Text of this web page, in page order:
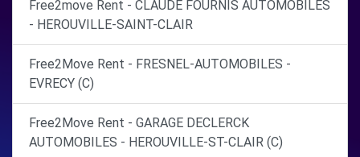
Free2move Rent - CLAUDE FOURNIS AUTOMOBILES
- HEROUVILLE-SAINT-CLAIR
Free2Move Rent - FRESNEL-AUTOMOBILES -
EVRECY (C)
Free2Move Rent - GARAGE DECLERCK
AUTOMOBILES - HEROUVILLE-ST-CLAIR (C)